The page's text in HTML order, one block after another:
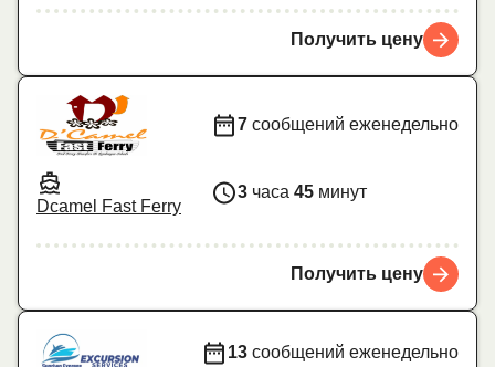
Получить цену
Dcamel Fast Ferry
7 сообщений еженедельно
3 часа 45 минут
Получить цену
13 сообщений еженедельно